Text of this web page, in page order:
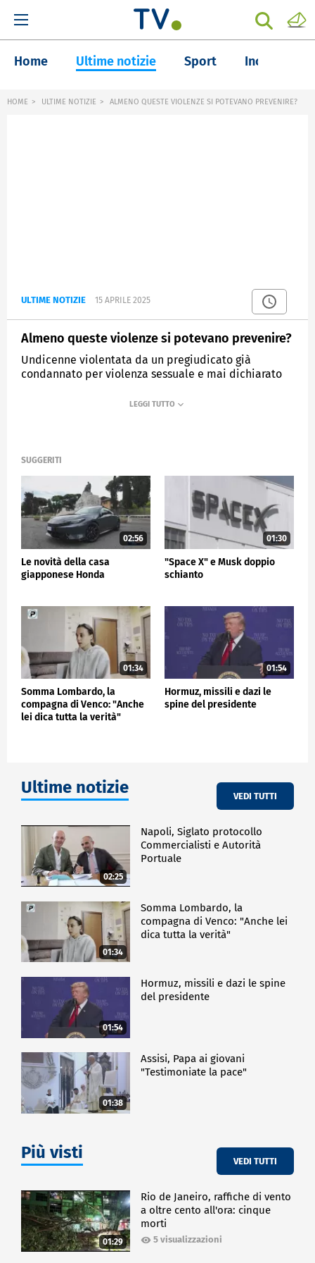
Home Ultime notizie Sport Inchieste
HOME ULTIME NOTIZIE ALMENO QUESTE VIOLENZE SI POTEVANO PREVENIRE?
ULTIME NOTIZIE 15 APRILE 2025
Almeno queste violenze si potevano prevenire?
Undicenne violentata da un pregiudicato già
condannato per violenza sessuale e mai dichiarato
SUGGERITI
02:56
Le novità della casa
giapponese Honda
01:30
"Space X" e Musk doppio
schianto
01:34
Somma Lombardo, la
compagna di Venco: "Anche
lei dica tutta la verità"
01:54
Hormuz, missili e dazi le
spine del presidente
Ultime notizie VEDI TUTTI
02:25
Napoli, Siglato protocollo
Commercialisti e Autorità
Portuale
01:34
Somma Lombardo, la
compagna di Venco: "Anche lei
dica tutta la verità"
01:54
Hormuz, missili e dazi le spine
del presidente
01:38
Assisi, Papa ai giovani
"Testimoniate la pace"
Più visti VEDI TUTTI
01:29
Rio de Janeiro, raffiche di vento
a oltre cento all'ora: cinque
morti
5 visualizzazioni